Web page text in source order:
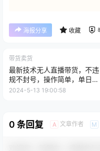
海报分享 收藏
带货卖货
最新技术无人直播带货，不违
规不封号，操作简单，单日单
号收入1000+可...
2024-5-13 19:00:58
0 条回复 A 文章作者 M